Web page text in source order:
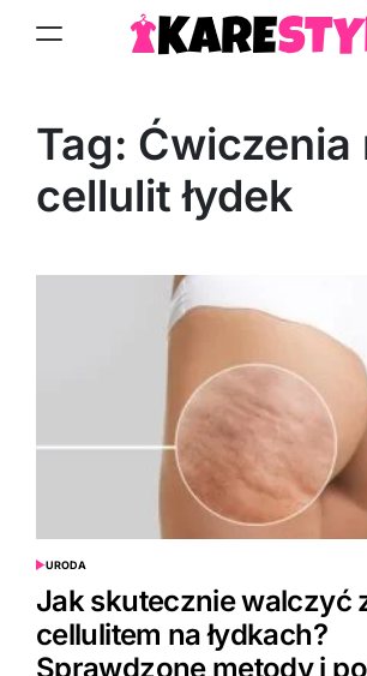
Tag: Ćwiczenia
cellulit łydek
POSTED
URODA
Jak skutecznie walczyć
cellulitem na łydkach?
Sprawdzone metody i